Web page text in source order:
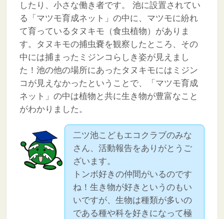
したり、小さな働き者です。
池に設置されてい
る「マツモ育成ネット」の中に、マツモに紛れ
て育っているタヌキモ（食虫植物）がありま
す。タヌキモの捕虫嚢を観察したところ、その
中には捕まったミジンコらしき姿が見えまし
た！池の他の場所にあったタヌキモにはミジン
コが見えなかったということで、「マツモ育成
ネット」の中は植物と共に生き物が豊富なこと
がわかりました。
二ツ池こどもエコクラブのみな
さん、活動報告をありがとうご
ざいます。
トンボ好きの仲間がいるのです
ね！生き物が好きというのもい
いですが、生物は種類が多いの
である種や科を好きになって極